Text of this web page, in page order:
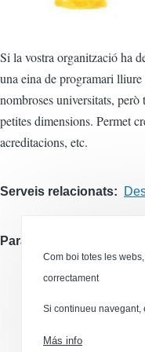
Si la vostra organització ha
una eina de programari
nombroses universitats,
petites dimensions. Permet
acreditacions, etc.
Serveis relacionats
Paraules clau
e-
cursos
formació
Com boi totes les
correctament
Si continueu navegant,
Más info